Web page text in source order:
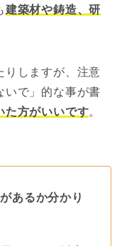
建築材や鋳造、研
りしますが、注意
いで」的な事が書
た方がいいです。
あるか分かり